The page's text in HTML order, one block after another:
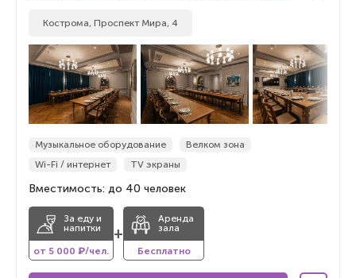
Кострома, ​Проспект Мира, 4
Музыкальное оборудование
Велком зона
Wi-Fi / интернет
TV экраны
Вместимость: до 40 человек
За еду и
напитки
от 5 000 ₽/чел.
+
Аренда
зала
Бесплатно